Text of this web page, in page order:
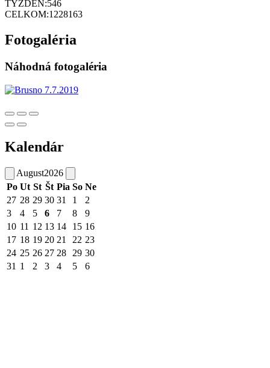
TÝŽDEŇ:546
CELKOM:1228163
Fotogaléria
Náhodná fotogaléria
Kalendár
August2026
Po Ut St Št Pia So Ne
27 28 29 30 31 1
2
3
4 5 6 7 8
9
10 11 12 13 14 15 16
17 18 19 20 21 22 23
24 25 26 27 28 29 30
31 1 2 3 4 5 6